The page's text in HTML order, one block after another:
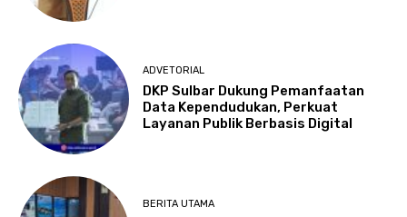
ADVETORIAL
DKP Sulbar Dukung Pemanfaatan
Data Kependudukan, Perkuat
Layanan Publik Berbasis Digital
BERITA UTAMA